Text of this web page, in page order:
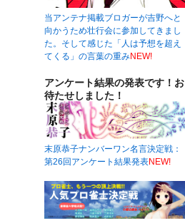
当アンテナ掲載ブロガーが吉野へと
向かうため壮行会に参加してきまし
た。そして感じた「人は予想を超え
てくる」の言葉の重みNEW!
アンケート結果の発表です！お
待たせしました！
末原恭子ナンバーワン名言決定戦：
第26回アンケート結果発表NEW!